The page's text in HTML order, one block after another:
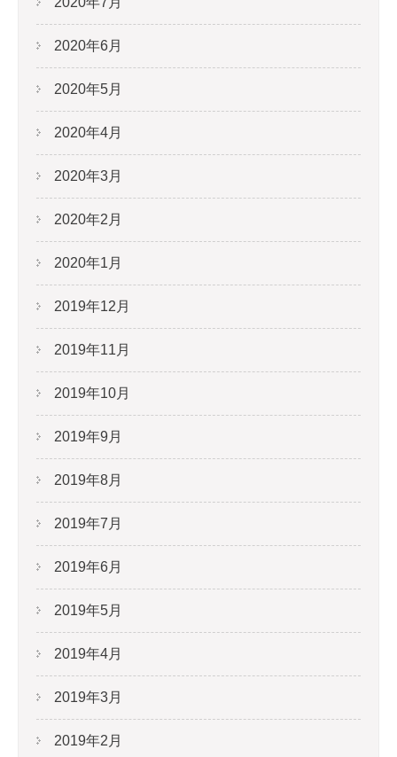
2020年6月
2020年5月
2020年4月
2020年3月
2020年2月
2020年1月
2019年12月
2019年11月
2019年10月
2019年9月
2019年8月
2019年7月
2019年6月
2019年5月
2019年4月
2019年3月
2019年2月